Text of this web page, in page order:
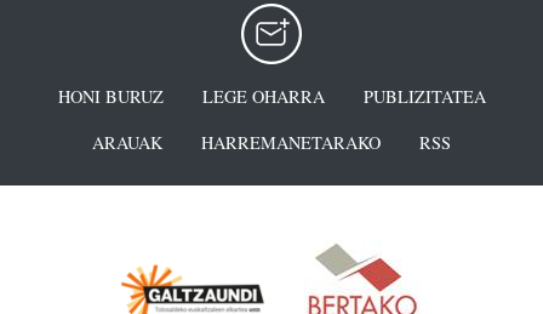
HONI BURUZ LEGE OHARRA
PUBLIZITATEA
ARAUAK
HARREMANETARAKO RSS